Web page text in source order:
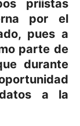
priistas
por el
pues a
parte de
durante
a la